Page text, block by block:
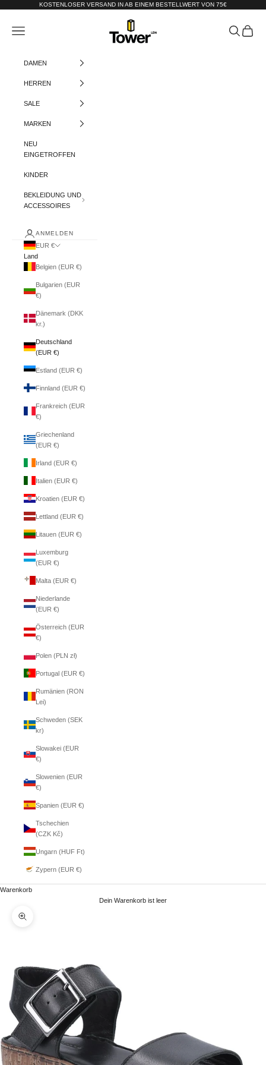
Zum Inhalt springenKOSTENLOSER VERSAND IN AB EINEM BESTELLWERT VON 75€
Tower-London.De
Menü Suchen
DAMEN
HERREN
SALE
MARKEN
NEU
EINGETROFFEN
KINDER
BEKLEIDUNG UND
ACCESSOIRES
ANMELDEN
EUR €
Land
Belgien (EUR €)
Bulgarien (EUR
€)
Dänemark (DKK
kr.)
Deutschland
(EUR €)
Estland (EUR €)
Finnland (EUR €)
Frankreich (EUR
€)
Griechenland
(EUR €)
Irland (EUR €)
Italien (EUR €)
Kroatien (EUR €)
Lettland (EUR €)
Litauen (EUR €)
Luxemburg
(EUR €)
Malta (EUR €)
Niederlande
(EUR €)
Österreich (EUR
€)
Polen (PLN zł)
Portugal (EUR €)
Rumänien (RON
Lei)
Schweden (SEK
kr)
Slowakei (EUR
€)
Slowenien (EUR
€)
Spanien (EUR €)
Tschechien
(CZK Kč)
Ungarn (HUF Ft)
Zypern (EUR €)
Warenkorb
Dein Warenkorb ist leer
Bild vergrößern